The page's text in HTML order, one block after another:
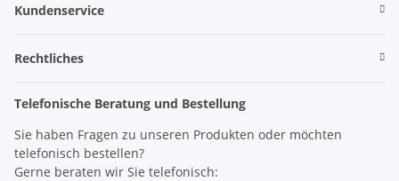
Kundenservice
Rechtliches
Telefonische Beratung und Bestellung
Sie haben Fragen zu unseren Produkten oder möchten
telefonisch bestellen?
Gerne beraten wir Sie telefonisch: